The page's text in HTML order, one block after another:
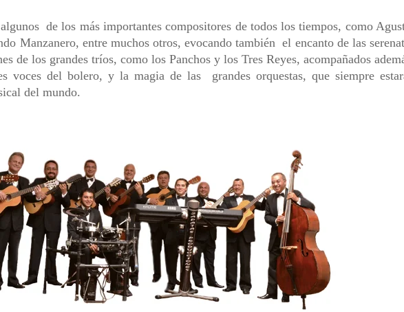
de los más importantes compositores de todos los tiempos, como
Manzanero, entre muchos otros, evocando también el encanto de las
de los grandes tríos, como los Panchos y los Tres Reyes, acompañados
voces del bolero, y la magia de las grandes orquestas, que siempre
del mundo.